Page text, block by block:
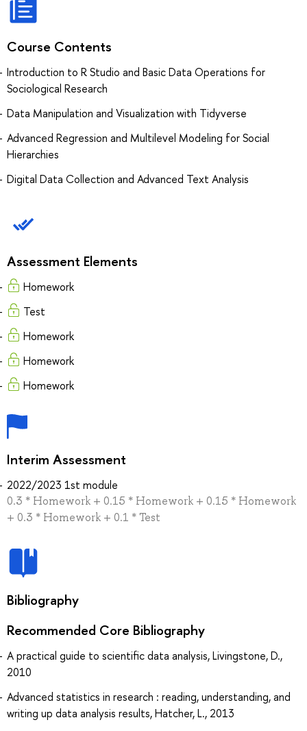
Course Contents
Introduction to R Studio and Basic Data Operations for
Sociological Research
Data Manipulation and Visualization with Tidyverse
Advanced Regression and Multilevel Modeling for Social
Hierarchies
Digital Data Collection and Advanced Text Analysis
Assessment Elements
Homework
Test
Homework
Homework
Homework
Interim Assessment
2022/2023 1st module
0.3 * Homework + 0.15 * Homework + 0.15 * Homework
+ 0.3 * Homework + 0.1 * Test
Bibliography
Recommended Core Bibliography
A practical guide to scientific data analysis, Livingstone, D.,
2010
Advanced statistics in research : reading, understanding, and
writing up data analysis results, Hatcher, L., 2013